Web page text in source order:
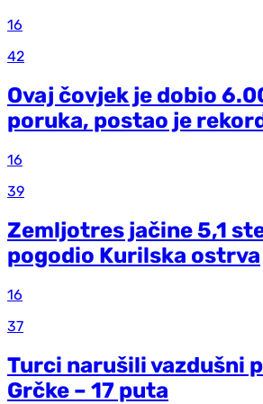
16
42
Ovaj čovjek je dobio
poruka, postao je
16
39
Zemljotres jačine 5,1
pogodio Kurilska ostrva
16
37
Turci narušili vazdušni
Grčke – 17 puta